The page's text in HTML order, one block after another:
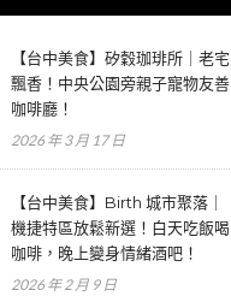
【台中美食】矽穀珈琲所｜老宅
飄香！中央公園旁親子寵物友善
咖啡廳！
2026 年 3 月 17 日
【台中美食】Birth 城市聚落｜
機捷特區放鬆新選！白天吃飯喝
咖啡，晚上變身情緒酒吧！
2026 年 2 月 9 日